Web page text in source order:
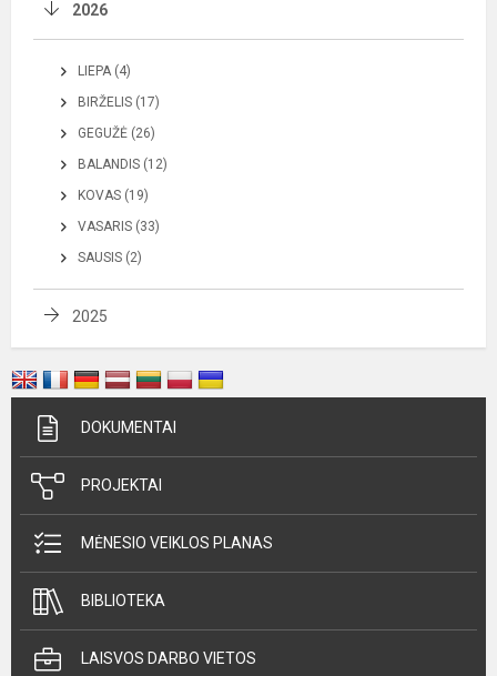
2026
LIEPA (4)
BIRŽELIS (17)
GEGUŽĖ (26)
BALANDIS (12)
KOVAS (19)
VASARIS (33)
SAUSIS (2)
2025
DOKUMENTAI
PROJEKTAI
MĖNESIO VEIKLOS PLANAS
BIBLIOTEKA
LAISVOS DARBO VIETOS